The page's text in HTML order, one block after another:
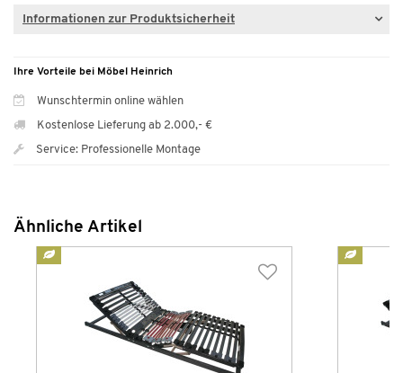
Informationen zur Produktsicherheit
Ihre Vorteile bei Möbel Heinrich
Wunschtermin online wählen
Kostenlose Lieferung ab 2.000,- €
Service: Professionelle Montage
Ähnliche Artikel